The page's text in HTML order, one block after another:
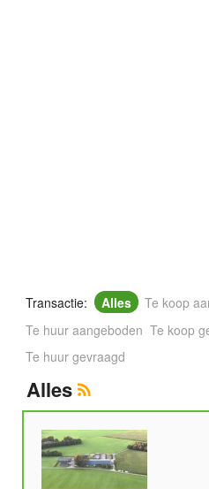
Transactie: Alles
Te koop
Te huur aangeboden Te koop
Te huur gevraagd
Alles